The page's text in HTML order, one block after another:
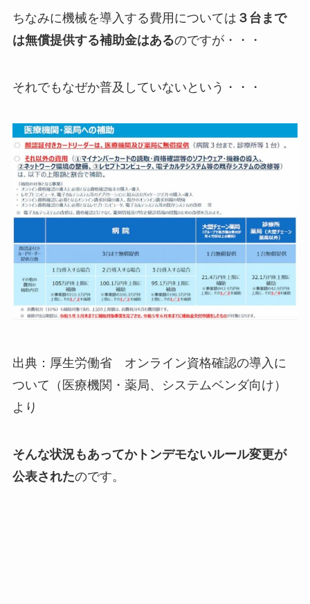
ちなみに機械を導入する費用については ３台まで
は無償提供する補助金はあるのですが・・・
それでもなぜか普及していないという・・・
出典：厚生労働省 オンライン資格確認の導入に
ついて（医療機関・薬局、システムベンダ向け）
より
そんな状況もあってかトンデモないルール変更が
公表されたのです。